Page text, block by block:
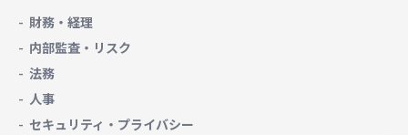
財務・経理
内部監査・リスク
法務
人事
セキュリティ・プライバシー